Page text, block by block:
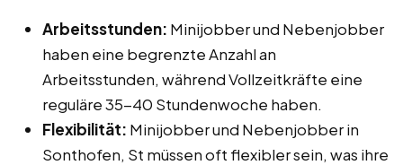
Arbeitsstunden: Minijobber und Nebenjobber
haben eine begrenzte Anzahl an
Arbeitsstunden, während Vollzeitkräfte eine
reguläre 35-40 Stundenwoche haben.
Flexibilität: Minijobber und Nebenjobber in
Sonthofen, St müssen oft flexibler sein, was ihre